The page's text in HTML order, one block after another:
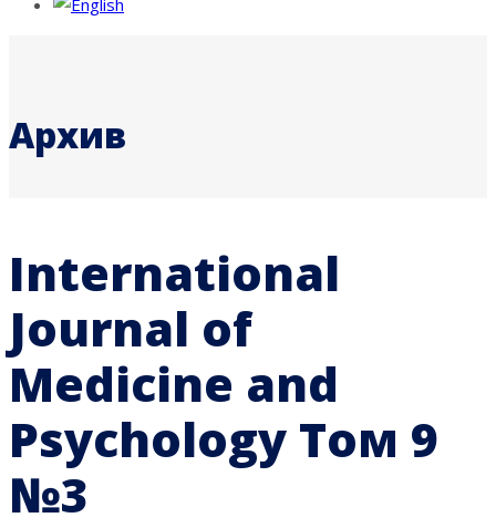
Архив
International
Journal of
Medicine and
Psychology Том 9
№3